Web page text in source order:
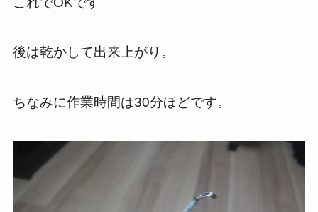
後は乾かして出来上がり。
ちなみに作業時間は30分ほどです。